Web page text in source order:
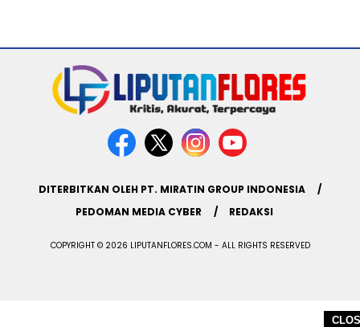
DITERBITKAN OLEH PT. MIRATIN GROUP INDONESIA
PEDOMAN MEDIA CYBER
REDAKSI
COPYRIGHT © 2026 LIPUTANFLORES.COM - ALL RIGHTS RESERVED